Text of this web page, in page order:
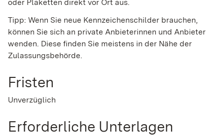
oder Plaketten direkt vor Ort aus.
Tipp: Wenn Sie neue Kennzeichenschilder brauchen,
können Sie sich an private Anbieterinnen und Anbieter
wenden. Diese finden Sie meistens in der Nähe der
Zulassungsbehörde.
Fristen
Unverzüglich
Erforderliche Unterlagen